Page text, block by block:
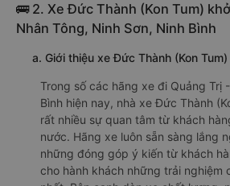
🚌 2. Xe Đức Thành (Kon Tum)
Nhân Tông, Ninh Sơn, Ninh Bình
a. Giới thiệu xe Đức Thành (Kon Tum)
Trong số các hãng xe đi Quảng Trị
Bình hiện nay, nhà xe Đức Thành
rất nhiều sự quan tâm từ khách
nước. Hãng xe luôn sẵn sàng lắng
những đóng góp ý kiến từ khách
cho hành khách những trải nghiệm